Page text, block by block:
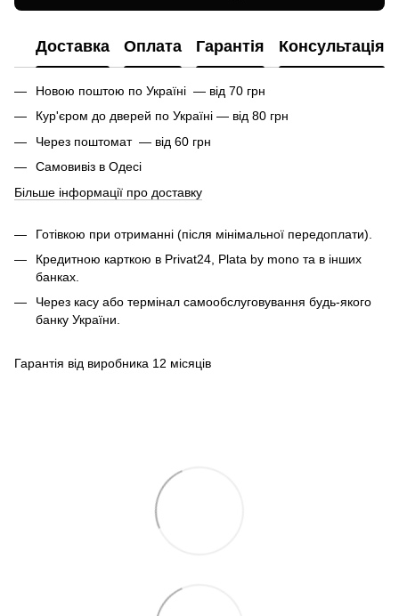
Доставка Оплата Гарантія Консультація
Новою поштою по Україні — від 70 грн
Кур'єром до дверей по Україні — від 80 грн
Через поштомат — від 60 грн
Самовивіз в Одесі
Більше інформації про доставку
Готівкою при отриманні (після мінімальної передоплати).
Кредитною карткою в Privat24, Plata by mono та в інших
банках.
Через касу або термінал самообслуговування будь-якого
банку України.
Гарантія від виробника 12 місяців